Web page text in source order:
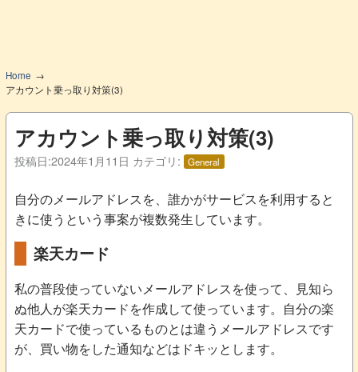
Home
アカウント乗っ取り対策(3)
アカウント乗っ取り対策(3)
投稿日:2024年1月11日 カテゴリ: General
自分のメールアドレスを、誰かがサービスを利用すると
きに使うという事案が複数発生しています。
楽天カード
私の普段使っていないメールアドレスを使って、見知ら
ぬ他人が楽天カードを作成して使っています。自分の楽
天カードで使っているものとは違うメールアドレスです
が、買い物をした通知などはドキッとします。